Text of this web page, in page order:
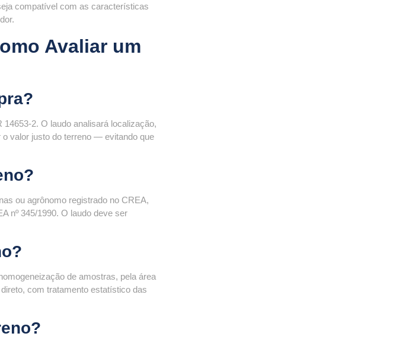
compatível com as características
Avaliar um
2. O laudo analisará localização,
o valor justo do terreno — evitando que
ou agrônomo registrado no CREA,
nº 345/1990. O laudo deve ser
de amostras, pela área
com tratamento estatístico das